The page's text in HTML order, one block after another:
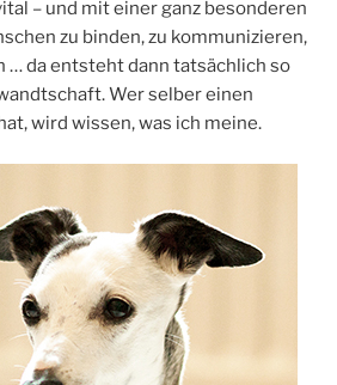
– und mit einer ganz besonderen
zu binden, zu kommunizieren,
… da entsteht dann tatsächlich so
Wer selber einen
wird wissen, was ich meine.